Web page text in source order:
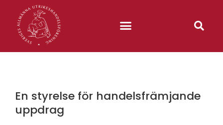
En styrelse för handelsfrämjande
uppdrag